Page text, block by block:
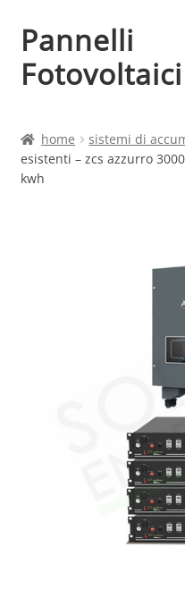
Vai
alla
navigazione
Vai
al
contenuto
Pannelli
Fotovoltaici
Cart
home sistemi di
esistenti – zcs azzurro
kwh